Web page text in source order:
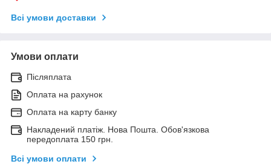
Всі умови доставки
Умови оплати
Післяплата
Оплата на рахунок
Оплата на карту банку
Накладений платіж. Нова Пошта. Обов'язкова
передоплата 150 грн.
Всі умови оплати